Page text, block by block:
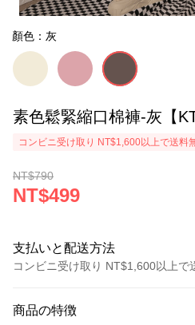
顏色：灰
素色鬆緊縮口棉褲-灰【
コンビニ受け取り NT$1,600以上で送料
NT$790
NT$499
支払いと配送方法
コンビニ受け取り NT$1,600以上で
クレジットカード1回払い
商品の特徴